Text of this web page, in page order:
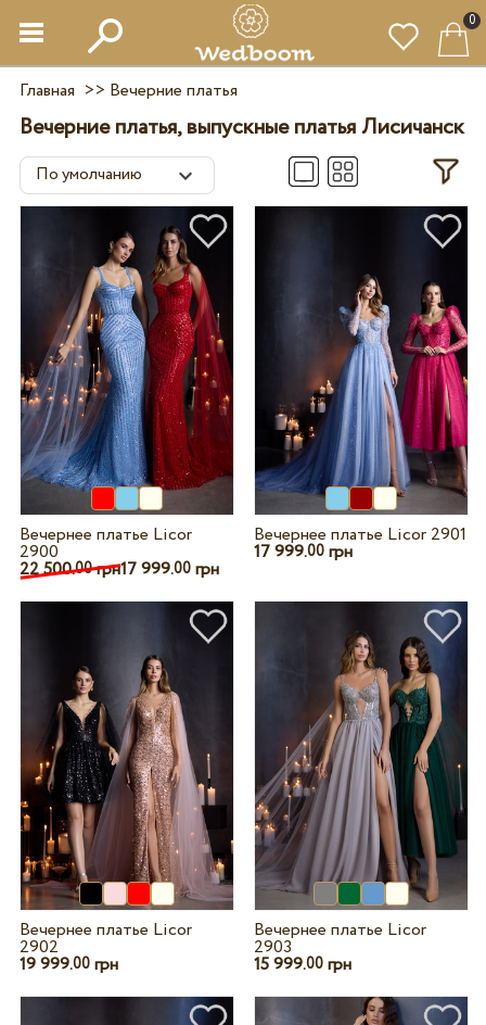
0
Главная >> Вечерние платья
Вечерние платья, выпускные платья Лисичанск
Вечернее платье Licor
2900
22 500.00грн17 999.00грн
Вечернее платье Licor 2901
17 999.00 грн
Вечернее платье Licor
2902
19 999.00грн
Вечернее платье Licor
2903
15 999.00 грн